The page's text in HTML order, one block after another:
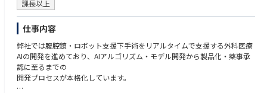
課長以上
仕事内容
弊社では腹腔鏡・ロボット支援下手術をリアルタイムで支援する外科医療
AIの開発を進めており、AIアルゴリズム・モデル開発から製品化・薬事承
認に至るまでの
開発プロセスが本格化しています。